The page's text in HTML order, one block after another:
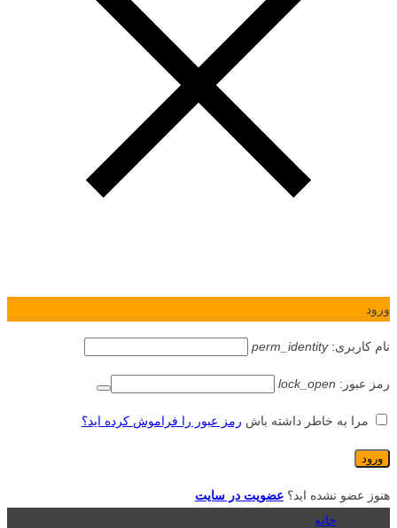
ورود
نام کاربری:perm_identity
رمز عبور: lock_open
مرا به خاطر داشته باش رمز عبور را فراموش کرده اید؟
هنوز عضو نشده اید؟ عضویت در سایت
خانه